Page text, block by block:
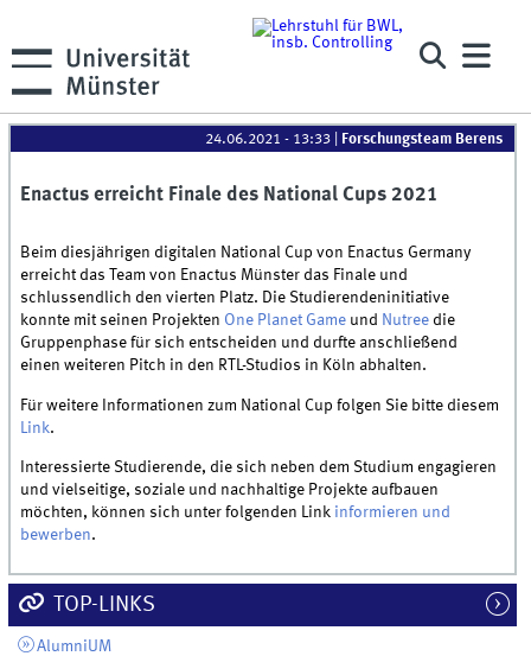
24.06.2021 - 13:33 Forschungsteam Berens
Enactus erreicht Finale des National Cups 2021
Beim diesjährigen digitalen National Cup von Enactus Germany
erreicht das Team von Enactus Münster das Finale und
schlussendlich den vierten Platz. Die Studierendeninitiative
konnte mit seinen Projekten One Planet Game und Nutree die
Gruppenphase für sich entscheiden und durfte anschließend
einen weiteren Pitch in den RTL-Studios in Köln abhalten.
Für weitere Informationen zum National Cup folgen Sie bitte diesem
Link.
Interessierte Studierende, die sich neben dem Studium engagieren
und vielseitige, soziale und nachhaltige Projekte aufbauen
möchten, können sich unter folgenden Link informieren und
bewerben.
TOP-LINKS
AlumniUM